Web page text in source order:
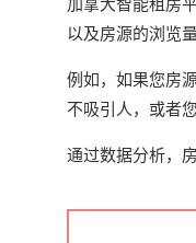
加拿大智能租房
以及房源的浏览
例如，如果您房
不吸引人，或者
通过数据分析，